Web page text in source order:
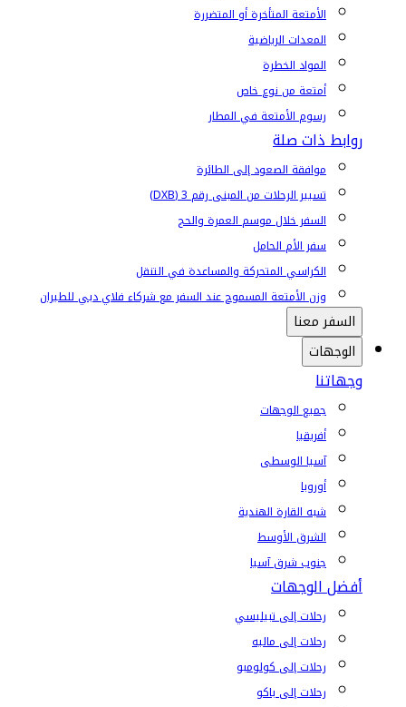
الأمتعة المتأخرة أو المتضررة
المعدات الرياضية
المواد الخطرة
أمتعة من نوع خاص
رسوم الأمتعة في المطار
روابط ذات صلة
موافقة الصعود إلى الطائرة
تسيير الرحلات من المبنى رقم 3 (DXB)
السفر خلال موسم العمرة والحج
سفر الأم الحامل
الكراسي المتحركة والمساعدة في التنقل
وزن الأمتعة المسموح عند السفر مع شركاء فلاي دبي للطيران
السفر معنا
الوجهات
وجهاتنا
جميع الوجهات
أفريقيا
آسيا الوسطى
أوروبا
شبه القارة الهندية
الشرق الأوسط
جنوب شرق آسيا
أفضل الوجهات
رحلات إلى تبيليسي
رحلات إلى ماليه
رحلات إلى كولومبو
رحلات إلى باكو